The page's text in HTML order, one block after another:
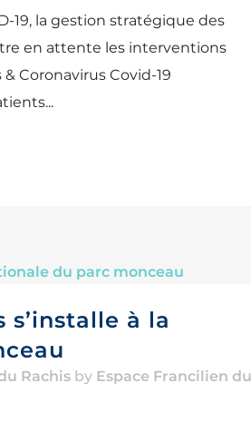
19, la gestion stratégique des
en attente les interventions
Coronavirus Covid-19
s’installe à la
Rachis by Espace Francilien du